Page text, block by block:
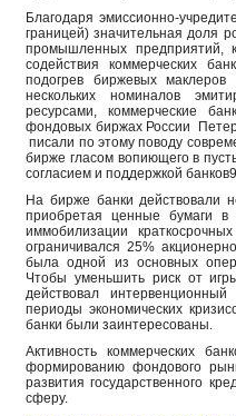
Благодаря эмиссионно-
границей) значительная доля
промышленных предприятий,
содействия коммерческих
подогрев биржевых
нескольких номиналов
ресурсами, коммерческие
фондовых биржах России
писали по этому поводу
бирже гласом вопиющего в
согласием и поддержкой
На бирже банки действовали
приобретая ценные бумаги
иммобилизации
ограничивался 25%
была одной из основных
Чтобы уменьшить риск от
действовал
периоды экономических
банки были заинтересованы.
Активность коммерческих
формированию фондового
развития государственного
сферу.